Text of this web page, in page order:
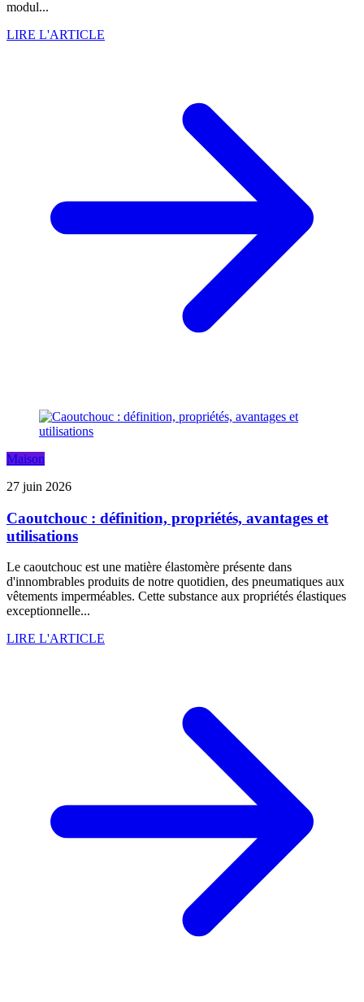
modul...
LIRE L'ARTICLE
Maison
27 juin 2026
Caoutchouc : définition, propriétés, avantages et
utilisations
Le caoutchouc est une matière élastomère présente dans
d'innombrables produits de notre quotidien, des pneumatiques aux
vêtements imperméables. Cette substance aux propriétés élastiques
exceptionnelle...
LIRE L'ARTICLE